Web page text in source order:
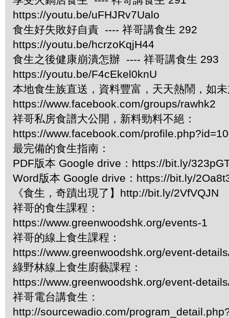
https://youtu.be/uFHJRv7Ualo
食生好失敗好自責 ---- 祥哥講食生 292
https://youtu.be/hcrzoKqjH44
食生之後健康崩潰怎辦 ---- 祥哥講食生 293
https://youtu.be/F4cEkel0knU
本地食生族直送，資料豐富，天天熱鬧，如
https://www.facebook.com/groups/rawhk2
祥哥私房食譜大公開，新料勁料不絕：
https://www.facebook.com/
最完備的食生指南：
PDF版本 Google drive：https://bit.ly/
Word版本 Google drive：https://bit.ly/
《食生，奇蹟出現了】http://bit.ly/2VfVQJN
祥哥的食生課程：
https://www.greenwoodshk.org/events-1
祥哥的線上食生課程：
https://www.greenwoodshk.org/event-
綠野林線上食生廚藝課程：
https://www.greenwoodshk.org/event-
祥哥電台講食生：
http://sourcewadio.com/